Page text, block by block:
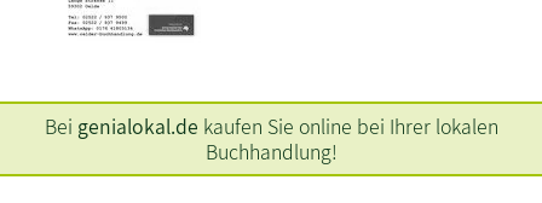
Bei genialokal.de kaufen Sie online bei Ihrer lokalen
Buchhandlung!